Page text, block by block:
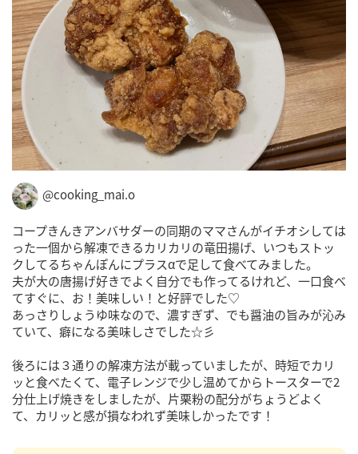
@cooking_mai.o
コープきんきアンバサダーの同期のママさんがイチオシしては
った一個から解凍できるカリカリの竜田揚げ、いつもストッ
クしてるちゃんぽんにプラスαで足して食べてみました。
夫が大の唐揚げ好きでよく自分でも作ってるけれど、一口食べ
てすぐに、お！美味しい！と好評でした♡
あっさりしょうゆ味なので、濃すぎず、でも醤油の旨みが沁み
ていて、癖になる美味しさでした☆彡
後ろには３通りの解凍方法が載っていましたが、時短でカリ
ッと食べたくて、電子レンジで少し温めてからトースターで2
分仕上げ焼きをしましたが、片栗粉の配分がちょうどよく
て、カリッと感が損なわれず美味しかったです！